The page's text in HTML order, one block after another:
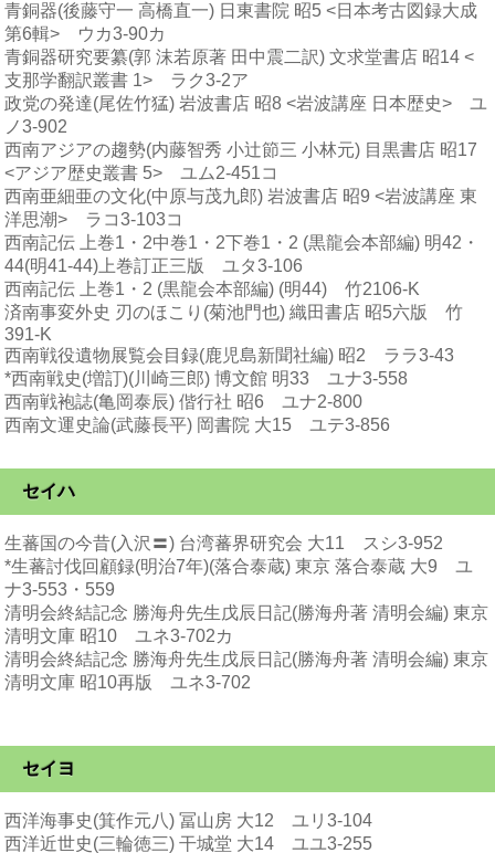
青銅器(後藤守一 高橋直一) 日東書院 昭5 <日本考古図録大成
第6輯> ウカ3-90カ
青銅器研究要纂(郭 沫若原著 田中震二訳) 文求堂書店 昭14 <
支那学翻訳叢書 1> ラク3-2ア
政党の発達(尾佐竹猛) 岩波書店 昭8 <岩波講座 日本歴史> ユ
ノ3-902
西南アジアの趨勢(内藤智秀 小辻節三 小林元) 目黒書店 昭17
<アジア歴史叢書 5> ユム2-451コ
西南亜細亜の文化(中原与茂九郎) 岩波書店 昭9 <岩波講座 東
洋思潮> ラコ3-103コ
西南記伝 上巻1・2中巻1・2下巻1・2 (黒龍会本部編) 明42・
44(明41-44)上巻訂正三版 ユタ3-106
西南記伝 上巻1・2 (黒龍会本部編) (明44) 竹2106-K
済南事変外史 刃のほこり(菊池門也) 織田書店 昭5六版 竹
391-K
西南戦役遺物展覧会目録(鹿児島新聞社編) 昭2 ララ3-43
*西南戦史(増訂)(川崎三郎) 博文館 明33 ユナ3-558
西南戦袍誌(亀岡泰辰) 偕行社 昭6 ユナ2-800
西南文運史論(武藤長平) 岡書院 大15 ユテ3-856
セイハ
生蕃国の今昔(入沢〓) 台湾蕃界研究会 大11 スシ3-952
*生蕃討伐回顧録(明治7年)(落合泰蔵) 東京 落合泰蔵 大9 ユ
ナ3-553・559
清明会終結記念 勝海舟先生戊辰日記(勝海舟著 清明会編) 東京
清明文庫 昭10 ユネ3-702カ
清明会終結記念 勝海舟先生戊辰日記(勝海舟著 清明会編) 東京
清明文庫 昭10再版 ユネ3-702
セイヨ
西洋海事史(箕作元八) 冨山房 大12 ユリ3-104
西洋近世史(三輪徳三) 干城堂 大14 ユユ3-255